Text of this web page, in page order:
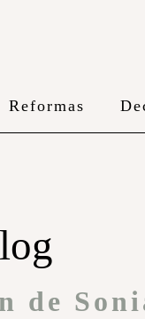
Reformas
de